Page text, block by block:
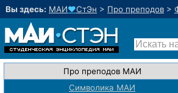
Вы здесь: МАИ♥СтЭн > Про преподов >
Про преподов МАИ
Символика МАИ